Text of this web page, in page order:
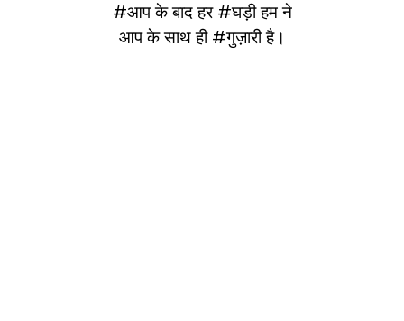
#आप के बाद हर #घड़ी हम ने
आप के साथ ही #गुज़ारी है।